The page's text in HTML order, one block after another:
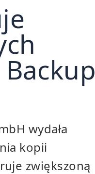
wydała
kopii
zwiększoną